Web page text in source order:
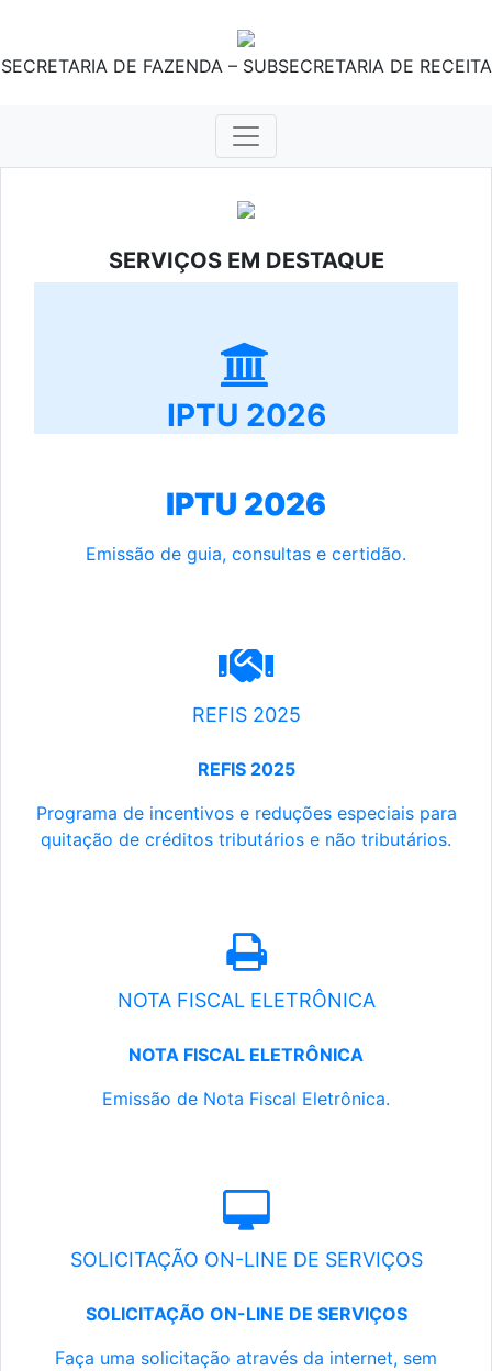
SECRETARIA DE FAZENDA – SUBSECRETARIA DE RECEITA
SERVIÇOS EM DESTAQUE
IPTU 2026
IPTU 2026
Emissão de guia, consultas e certidão.
REFIS 2025
REFIS 2025
Programa de incentivos e reduções especiais para
quitação de créditos tributários e não tributários.
NOTA FISCAL ELETRÔNICA
NOTA FISCAL ELETRÔNICA
Emissão de Nota Fiscal Eletrônica.
SOLICITAÇÃO ON-LINE DE SERVIÇOS
SOLICITAÇÃO ON-LINE DE SERVIÇOS
Faça uma solicitação através da internet, sem